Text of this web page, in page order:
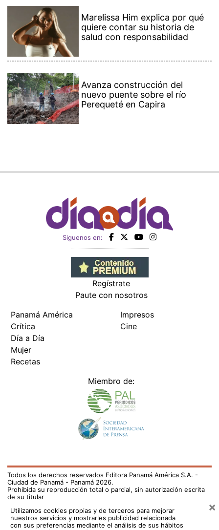
Marelissa Him explica por qué
quiere contar su historia de
salud con responsabilidad
Avanza construcción del
nuevo puente sobre el río
Perequeté en Capira
Siguenos en:
Regístrate
Paute con nosotros
Panamá América
Crítica
Día a Día
Mujer
Recetas
Impresos
Cine
Miembro de:
Todos los derechos reservados Editora Panamá América S.A. -
Ciudad de Panamá - Panamá 2026.
Prohibida su reproducción total o parcial, sin autorización escrita
de su titular
Utilizamos cookies propias y de terceros para mejorar
nuestros servicios y mostrarles publicidad relacionada
con sus preferencias mediante el análisis de sus hábitos
×